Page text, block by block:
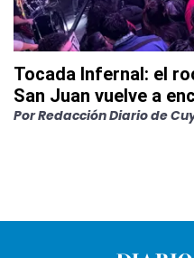
Tocada Infernal: el
San Juan vuelve a
PorRedacción Diario de